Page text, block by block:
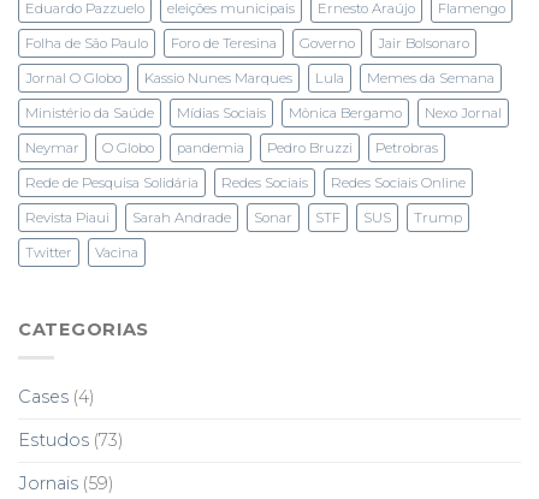
Eduardo Pazzuelo eleições municipais Ernesto Araújo Flamengo
Folha de São Paulo Foro de Teresina Governo Jair Bolsonaro
Jornal O Globo Kassio Nunes Marques Lula Memes da Semana
Ministério da Saúde Mídias Sociais Mônica Bergamo Nexo Jornal
Neymar O Globo pandemia Pedro Bruzzi Petrobras
Rede de Pesquisa Solidária Redes Sociais Redes Sociais Online
Revista Piaui Sarah Andrade Sonar STF SUS Trump
Twitter Vacina
CATEGORIAS
Cases (4)
Estudos (73)
Jornais (59)